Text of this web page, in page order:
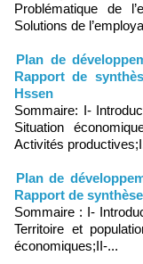
Problématique de
Solutions de
Plan de
Rapport de
Hssen
Sommaire: I-
Situation
Activités
Plan de
Rapport de
Sommaire : I-
Territoire et
économiques;II-...